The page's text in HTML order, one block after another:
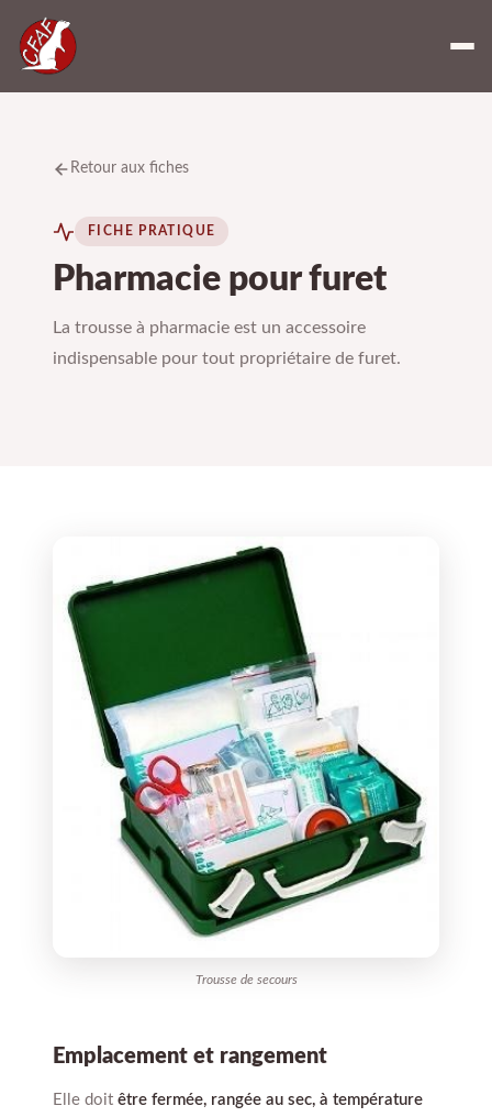
Retour aux fiches
FICHE PRATIQUE
Pharmacie pour furet
La trousse à pharmacie est un accessoire
indispensable pour tout propriétaire de furet.
Trousse de secours
Emplacement et rangement
Elle doit être fermée, rangée au sec, à température